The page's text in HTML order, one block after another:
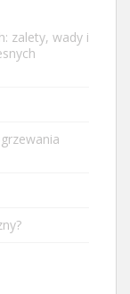
zalety, wady i